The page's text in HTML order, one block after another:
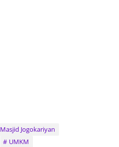
Masjid Jogokariyan
UMKM